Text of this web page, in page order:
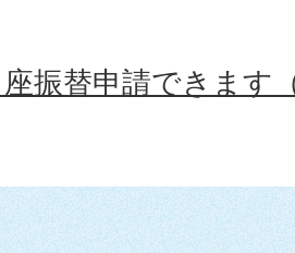
振替申請できます